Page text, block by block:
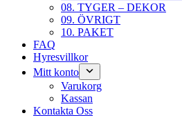
08. TYGER – DEKOR
09. ÖVRIGT
10. PAKET
FAQ
Hyresvillkor
Mitt konto
Varukorg
Kassan
Kontakta Oss